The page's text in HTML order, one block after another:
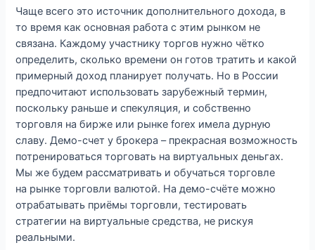
Чаще всего это источник дополнительного дохода, в
то время как основная работа с этим рынком не
связана. Каждому участнику торгов нужно чётко
определить, сколько времени он готов тратить и какой
примерный доход планирует получать. Но в России
предпочитают использовать зарубежный термин,
поскольку раньше и спекуляция, и собственно
торговля на бирже или рынке forex имела дурную
славу. Демо-счет у брокера – прекрасная возможность
потренироваться торговать на виртуальных деньгах.
Мы же будем рассматривать и обучаться торговле
на рынке торговли валютой. На демо-счёте можно
отрабатывать приёмы торговли, тестировать
стратегии на виртуальные средства, не рискуя
реальными.